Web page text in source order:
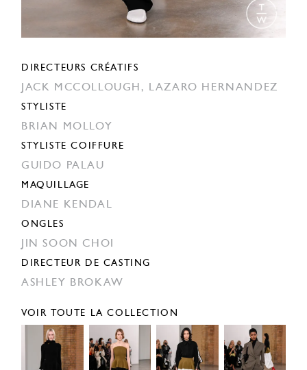
DIRECTEURS CRÉATIFS
JACK MCCOLLOUGH, LAZARO HERNANDEZ
STYLISTE
BRIAN MOLLOY
STYLISTE COIFFURE
GUIDO PALAU
MAQUILLAGE
DIANE KENDAL
ONGLES
JIN SOON CHOI
DIRECTEUR DE CASTING
ASHLEY BROKAW
VOIR TOUTE LA COLLECTION